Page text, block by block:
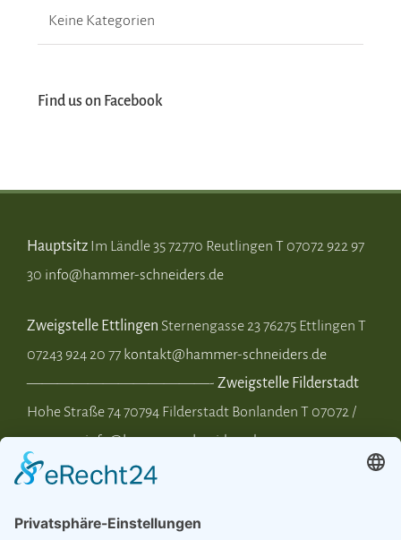
Keine Kategorien
Find us on Facebook
Hauptsitz Im Ländle 35 72770 Reutlingen T 07072 922 97
30 info@hammer-schneiders.de
Zweigstelle Ettlingen Sternengasse 23 76275 Ettlingen T
07243 924 20 77 kontakt@hammer-schneiders.de
————————————- Zweigstelle Filderstadt
Hohe Straße 74 70794 Filderstadt Bonlanden T 07072 /
922 97 30info@hammer-schneiders.de
0741 440 797 58info@hammer-schneiders.de